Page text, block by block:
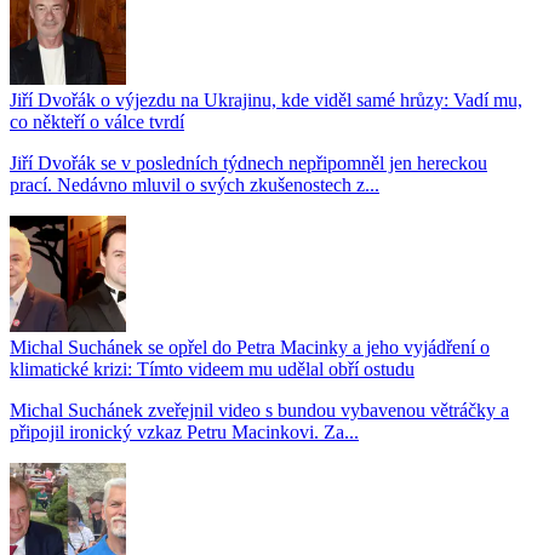
Jiří Dvořák o výjezdu na Ukrajinu, kde viděl samé hrůzy: Vadí mu,
co někteří o válce tvrdí
Jiří Dvořák se v posledních týdnech nepřipomněl jen hereckou
prací. Nedávno mluvil o svých zkušenostech z...
Michal Suchánek se opřel do Petra Macinky a jeho vyjádření o
klimatické krizi: Tímto videem mu udělal obří ostudu
Michal Suchánek zveřejnil video s bundou vybavenou větráčky a
připojil ironický vzkaz Petru Macinkovi. Za...